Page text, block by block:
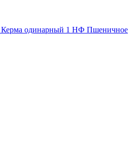
одинарный 1 НФ Пшеничное